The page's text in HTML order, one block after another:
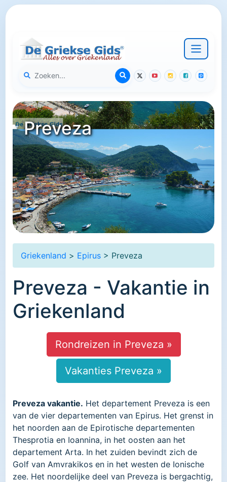
Preveza
Griekenland > Epirus > Preveza
Preveza - Vakantie in
Griekenland
Rondreizen in Preveza »
Vakanties Preveza »
Preveza vakantie. Het departement Preveza is een
van de vier departementen van Epirus. Het grenst in
het noorden aan de Epirotische departementen
Thesprotia en Ioannina, in het oosten aan het
departement Arta. In het zuiden bevindt zich de
Golf van Amvrakikos en in het westen de Ionische
zee. Het noordelijke deel van Preveza is bergachtig,